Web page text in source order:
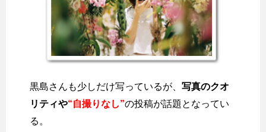
黒島さんも少しだけ写っているが、 写真のクオ
リティや“自撮りなし”の投稿が話題となってい
る。